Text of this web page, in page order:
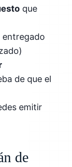
que
entregado
de que el
emitir
de